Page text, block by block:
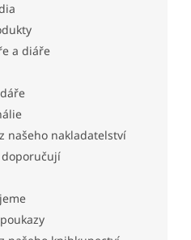
a diáře
našeho nakladatelství
doporučují